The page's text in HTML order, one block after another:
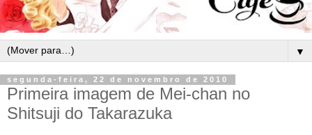
▼
segunda-feira, 22 de novembro de 2010
Primeira imagem de Mei-chan no
Shitsuji do Takarazuka